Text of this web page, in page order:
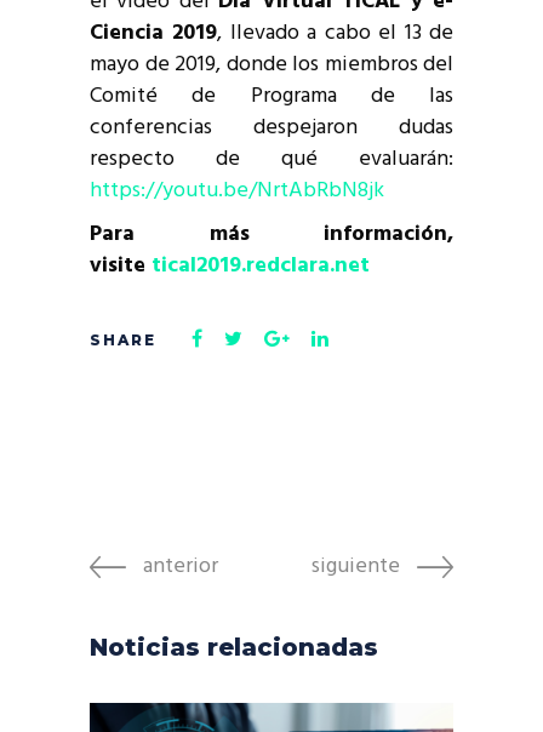
Ciencia 2019, llevado a cabo el 13 de
mayo de 2019, donde los miembros del
Comité de Programa de las
conferencias despejaron dudas
respecto de qué evaluarán:
https://youtu.be/NrtAbRbN8jk
Para más información,
visite tical2019.redclara.net
anterior siguiente
Noticias relacionadas